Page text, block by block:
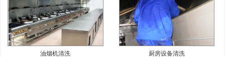
油烟机清洗 厨房设备清洗